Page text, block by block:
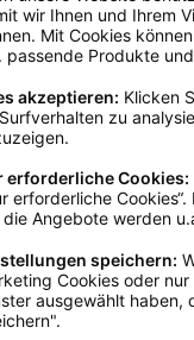
Südbrookmerland, info@schecker.de